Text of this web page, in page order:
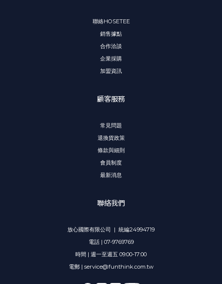
聯絡HOSETEE
銷售據點
合作洽談
企業採購
加盟資訊
顧客服務
常見問題
退換貨政策
條款與細則
會員制度
最新消息
聯絡我們
放心國際有限公司 | 統編24994719
電話 | 07-9769769
時間 | 週一至週五 09:00-17:00
電郵 | service@funthink.com.tw